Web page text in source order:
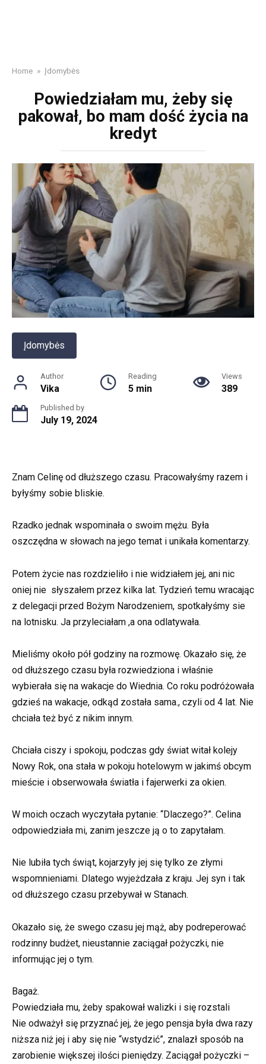
Home » Įdomybės
Powiedziałam mu, żeby się
pakował, bo mam dość życia na
kredyt
Įdomybės
Author
Vika
Reading
5 min
Views
389
Published by
July 19, 2024
Znam Celinę od dłuższego czasu. Pracowałyśmy razem i
byłyśmy sobie bliskie.
Rzadko jednak wspominała o swoim mężu. Była
oszczędna w słowach na jego temat i unikała komentarzy.
Potem życie nas rozdzieliło i nie widziałem jej, ani nic
oniej nie słyszałem przez kilka lat. Tydzień temu wracając
z delegacji przed Bożym Narodzeniem, spotkałyśmy sie
na lotnisku. Ja przyleciałam ,a ona odlatywała.
Mieliśmy około pół godziny na rozmowę. Okazało się, że
od dłuższego czasu była rozwiedziona i właśnie
wybierała się na wakacje do Wiednia. Co roku podróżowała
gdzieś na wakacje, odkąd została sama., czyli od 4 lat. Nie
chciała też być z nikim innym.
Chciała ciszy i spokoju, podczas gdy świat witał kolejy
Nowy Rok, ona stała w pokoju hotelowym w jakimś obcym
mieście i obserwowała światła i fajerwerki za okien.
W moich oczach wyczytała pytanie: “Dlaczego?”. Celina
odpowiedziała mi, zanim jeszcze ją o to zapytałam.
Nie lubiła tych świąt, kojarzyły jej się tylko ze złymi
wspomnieniami. Dlatego wyjeżdzała z kraju. Jej syn i tak
od dłuższego czasu przebywał w Stanach.
Okazało się, że swego czasu jej mąż, aby podreperować
rodzinny budżet, nieustannie zaciągał pożyczki, nie
informując jej o tym.
Bagaż.
Powiedziała mu, żeby spakował walizki i się rozstali
Nie odważył się przyznać jej, że jego pensja była dwa razy
niższa niż jej i aby się nie “wstydzić”, znalazł sposób na
zarobienie większej ilości pieniędzy. Zaciągał pożyczki –